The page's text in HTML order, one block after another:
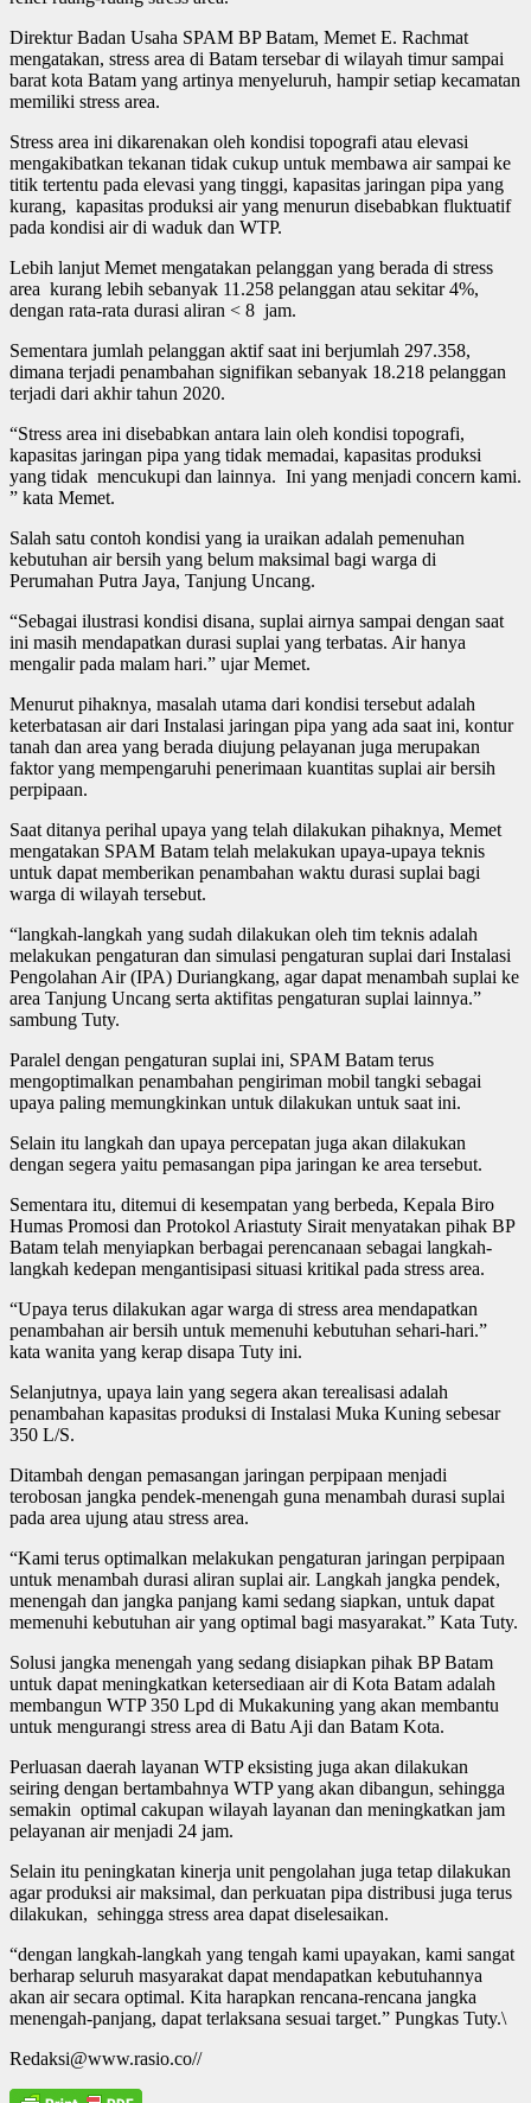
Direktur Badan Usaha SPAM BP Batam, Memet E. Rachmat
mengatakan, stress area di Batam tersebar di wilayah timur sampai
barat kota Batam yang artinya menyeluruh, hampir setiap kecamatan
memiliki stress area.
Stress area ini dikarenakan oleh kondisi topografi atau elevasi
mengakibatkan tekanan tidak cukup untuk membawa air sampai ke
titik tertentu pada elevasi yang tinggi, kapasitas jaringan pipa yang
kurang, kapasitas produksi air yang menurun disebabkan fluktuatif
pada kondisi air di waduk dan WTP.
Lebih lanjut Memet mengatakan pelanggan yang berada di stress
area kurang lebih sebanyak 11.258 pelanggan atau sekitar 4%,
dengan rata-rata durasi aliran < 8 jam.
Sementara jumlah pelanggan aktif saat ini berjumlah 297.358,
dimana terjadi penambahan signifikan sebanyak 18.218 pelanggan
terjadi dari akhir tahun 2020.
“Stress area ini disebabkan antara lain oleh kondisi topografi,
kapasitas jaringan pipa yang tidak memadai, kapasitas produksi
yang tidak mencukupi dan lainnya. Ini yang menjadi concern kami.
” kata Memet.
Salah satu contoh kondisi yang ia uraikan adalah pemenuhan
kebutuhan air bersih yang belum maksimal bagi warga di
Perumahan Putra Jaya, Tanjung Uncang.
“Sebagai ilustrasi kondisi disana, suplai airnya sampai dengan saat
ini masih mendapatkan durasi suplai yang terbatas. Air hanya
mengalir pada malam hari.” ujar Memet.
Menurut pihaknya, masalah utama dari kondisi tersebut adalah
keterbatasan air dari Instalasi jaringan pipa yang ada saat ini, kontur
tanah dan area yang berada diujung pelayanan juga merupakan
faktor yang mempengaruhi penerimaan kuantitas suplai air bersih
perpipaan.
Saat ditanya perihal upaya yang telah dilakukan pihaknya, Memet
mengatakan SPAM Batam telah melakukan upaya-upaya teknis
untuk dapat memberikan penambahan waktu durasi suplai bagi
warga di wilayah tersebut.
“langkah-langkah yang sudah dilakukan oleh tim teknis adalah
melakukan pengaturan dan simulasi pengaturan suplai dari Instalasi
Pengolahan Air (IPA) Duriangkang, agar dapat menambah suplai ke
area Tanjung Uncang serta aktifitas pengaturan suplai lainnya.”
sambung Tuty.
Paralel dengan pengaturan suplai ini, SPAM Batam terus
mengoptimalkan penambahan pengiriman mobil tangki sebagai
upaya paling memungkinkan untuk dilakukan untuk saat ini.
Selain itu langkah dan upaya percepatan juga akan dilakukan
dengan segera yaitu pemasangan pipa jaringan ke area tersebut.
Sementara itu, ditemui di kesempatan yang berbeda, Kepala Biro
Humas Promosi dan Protokol Ariastuty Sirait menyatakan pihak BP
Batam telah menyiapkan berbagai perencanaan sebagai langkah-
langkah kedepan mengantisipasi situasi kritikal pada stress area.
“Upaya terus dilakukan agar warga di stress area mendapatkan
penambahan air bersih untuk memenuhi kebutuhan sehari-hari.”
kata wanita yang kerap disapa Tuty ini.
Selanjutnya, upaya lain yang segera akan terealisasi adalah
penambahan kapasitas produksi di Instalasi Muka Kuning sebesar
350 L/S.
Ditambah dengan pemasangan jaringan perpipaan menjadi
terobosan jangka pendek-menengah guna menambah durasi suplai
pada area ujung atau stress area.
“Kami terus optimalkan melakukan pengaturan jaringan perpipaan
untuk menambah durasi aliran suplai air. Langkah jangka pendek,
menengah dan jangka panjang kami sedang siapkan, untuk dapat
memenuhi kebutuhan air yang optimal bagi masyarakat.” Kata Tuty.
Solusi jangka menengah yang sedang disiapkan pihak BP Batam
untuk dapat meningkatkan ketersediaan air di Kota Batam adalah
membangun WTP 350 Lpd di Mukakuning yang akan membantu
untuk mengurangi stress area di Batu Aji dan Batam Kota.
Perluasan daerah layanan WTP eksisting juga akan dilakukan
seiring dengan bertambahnya WTP yang akan dibangun, sehingga
semakin optimal cakupan wilayah layanan dan meningkatkan jam
pelayanan air menjadi 24 jam.
Selain itu peningkatan kinerja unit pengolahan juga tetap dilakukan
agar produksi air maksimal, dan perkuatan pipa distribusi juga terus
dilakukan, sehingga stress area dapat diselesaikan.
“dengan langkah-langkah yang tengah kami upayakan, kami sangat
berharap seluruh masyarakat dapat mendapatkan kebutuhannya
akan air secara optimal. Kita harapkan rencana-rencana jangka
menengah-panjang, dapat terlaksana sesuai target.” Pungkas Tuty.\
Redaksi@www.rasio.co//